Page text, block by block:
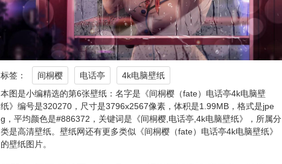
标签： 间桐樱 电话亭
4k电脑壁纸
本图是小编精选的第6张壁纸：名字是《间桐樱（fate）电话亭4k电脑壁
纸》编号是320270，尺寸是3796x2567像素，体积是1.99MB，格式是jpe
g，平均颜色是#886372，关键词是《间桐樱,电话亭,4k电脑壁纸》，所属分
类是高清壁纸。壁纸网还有更多类似《间桐樱（fate）电话亭4k电脑壁纸》
的壁纸图片。